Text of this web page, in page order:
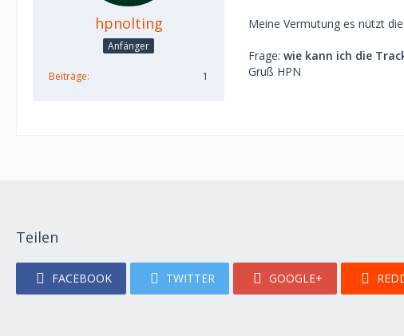
hpnolting
Anfänger
Beiträge 1
Meine Vermutung es nützt
Frage: wie kann ich die
Gruß HPN
Teilen
FACEBOOK TWITTER GOOGLE+